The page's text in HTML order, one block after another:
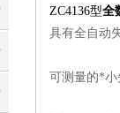
ZC4136型全
具有全自动
可测量的*小